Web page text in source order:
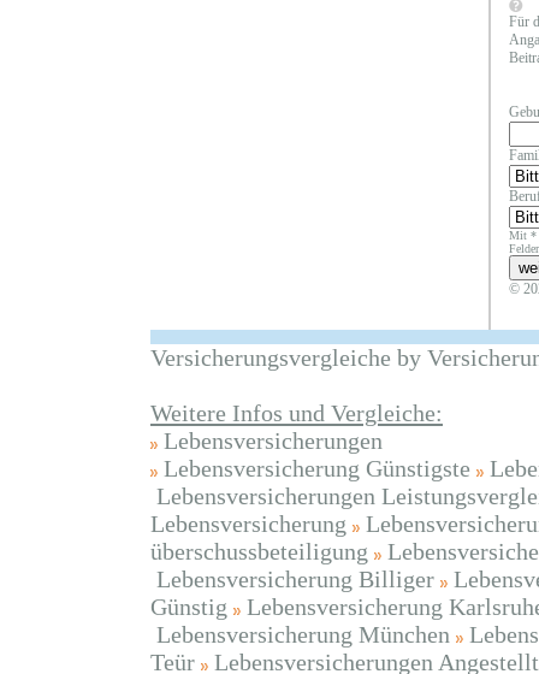
Für
Mit *
©
Versicherungsvergleiche by
Weitere Infos und Vergleiche:
Lebensversicherungen
Lebensversicherung Günstigste
Lebensversicherungen
Lebensversicherung
überschussbeteiligung
Lebensversicherung Billiger
Günstig
Lebensversicherung
Lebensversicherung München
Teür
Lebensversicherungen